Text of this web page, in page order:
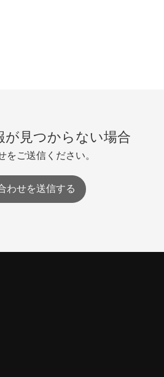
が見つからない場合
をご送信ください。
わせを送信する